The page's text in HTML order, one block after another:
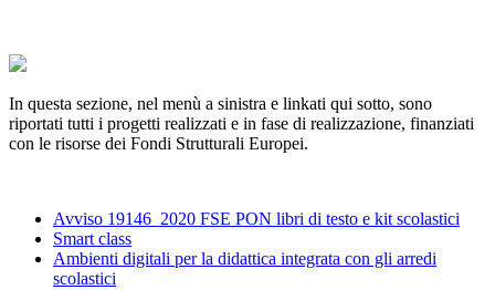
In questa sezione, nel menù a sinistra e linkati qui sotto, sono
riportati tutti i progetti realizzati e in fase di realizzazione, finanziati
con le risorse dei Fondi Strutturali Europei.
Avviso 19146_2020 FSE PON libri di testo e kit scolastici
Smart class
Ambienti digitali per la didattica integrata con gli arredi
scolastici